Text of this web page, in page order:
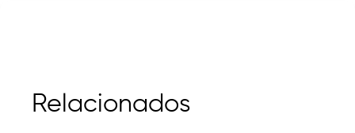
Relacionados